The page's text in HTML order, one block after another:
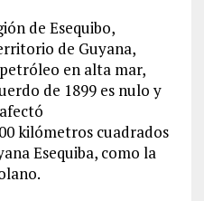
de Esequibo,
de Guyana,
en alta mar,
de 1899 es nulo y
kilómetros cuadrados
Esequiba, como la